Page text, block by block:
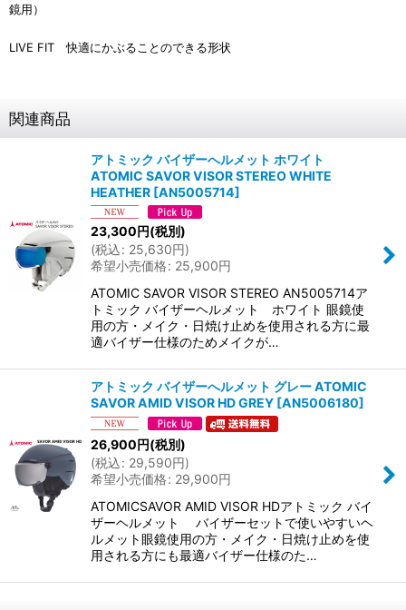
鏡用）
LIVE FIT 快適にかぶることのできる形状
関連商品
アトミック バイザーへルメット ホワイト
ATOMIC SAVOR VISOR STEREO WHITE
HEATHER [AN5005714]
23,300円(税別)
(税込: 25,630円)
希望小売価格: 25,900円
ATOMIC SAVOR VISOR STEREO AN5005714ア
トミック バイザーヘルメット ホワイト 眼鏡使
用の方・メイク・日焼け止めを使用される方に最
適バイザー仕様のためメイクが…
アトミック バイザーへルメット グレー ATOMIC
SAVOR AMID VISOR HD GREY [AN5006180]
26,900円(税別)
(税込: 29,590円)
希望小売価格: 29,900円
ATOMICSAVOR AMID VISOR HDアトミック バイ
ザーヘルメット バイザーセットで使いやすいヘ
ルメット眼鏡使用の方・メイク・日焼け止めを使
用される方にも最適バイザー仕様のた…